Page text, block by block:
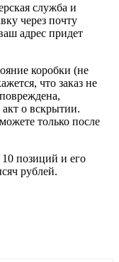
служба и
через почту
адрес придет
коробки (не
что заказ не
акт о вскрытии.
только после
позиций и его
рублей.